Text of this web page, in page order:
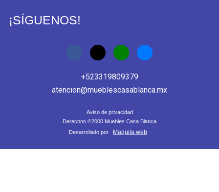
¡SÍGUENOS!
+523319809379
atencion@mueblescasablanca.mx
Aviso de privacidad
Derechos ©2000 Muebles Casa Blanca
Desarrollado por
Maquila web